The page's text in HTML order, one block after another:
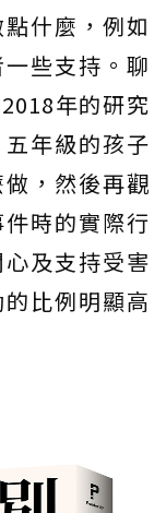
什麼，例如
些支持。聊
年的研究
年級的孩子
，然後再觀
時的實際行
及支持受害
比例明顯高